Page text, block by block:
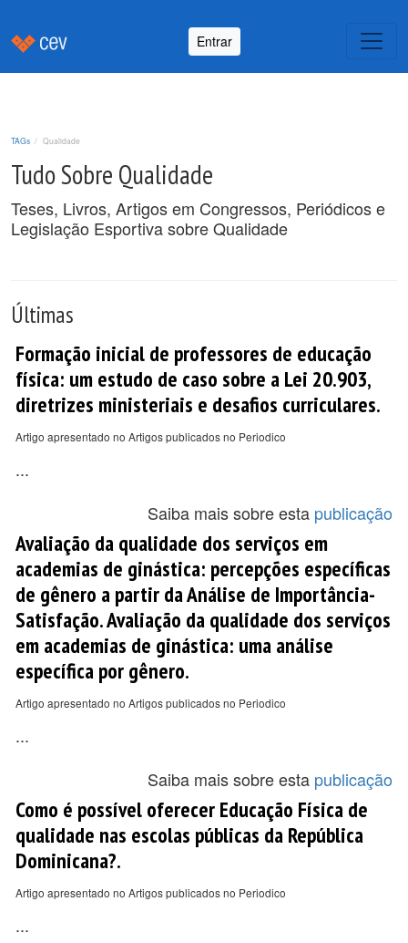
Entrar
TAGs Qualidade
Tudo Sobre Qualidade
Teses, Livros, Artigos em Congressos, Periódicos e
Legislação Esportiva sobre Qualidade
Últimas
Formação inicial de professores de educação
física: um estudo de caso sobre a Lei 20.903,
diretrizes ministeriais e desafios curriculares.
Artigo apresentado no Artigos publicados no Periodico
...
Saiba mais sobre esta publicação
Avaliação da qualidade dos serviços em
academias de ginástica: percepções específicas
de gênero a partir da Análise de Importância-
Satisfação. Avaliação da qualidade dos serviços
em academias de ginástica: uma análise
específica por gênero.
Artigo apresentado no Artigos publicados no Periodico
...
Saiba mais sobre esta publicação
Como é possível oferecer Educação Física de
qualidade nas escolas públicas da República
Dominicana?.
Artigo apresentado no Artigos publicados no Periodico
...